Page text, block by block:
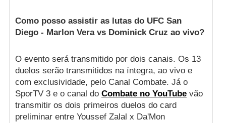
Como posso assistir as lutas do UFC San
Diego - Marlon Vera vs Dominick Cruz ao vivo?
O evento será transmitido por dois canais. Os 13
duelos serão transmitidos na íntegra, ao vivo e
com exclusividade, pelo Canal Combate. Já o
SporTV 3 e o canal do Combate no YouTubevão
transmitir os dois primeiros duelos do card
preliminar entre Youssef Zalal x Da'Mon